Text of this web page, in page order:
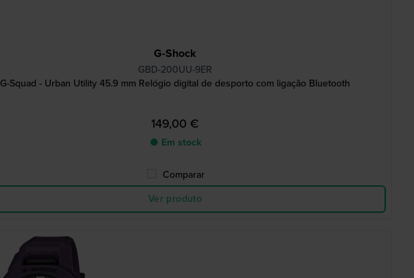
G-Shock
GBD-200UU-9ER
G-Squad - Urban Utility 45.9 mm Relógio digital de desporto com ligação Bluetooth
149,00 €
● Em stock
Comparar
Ver produto